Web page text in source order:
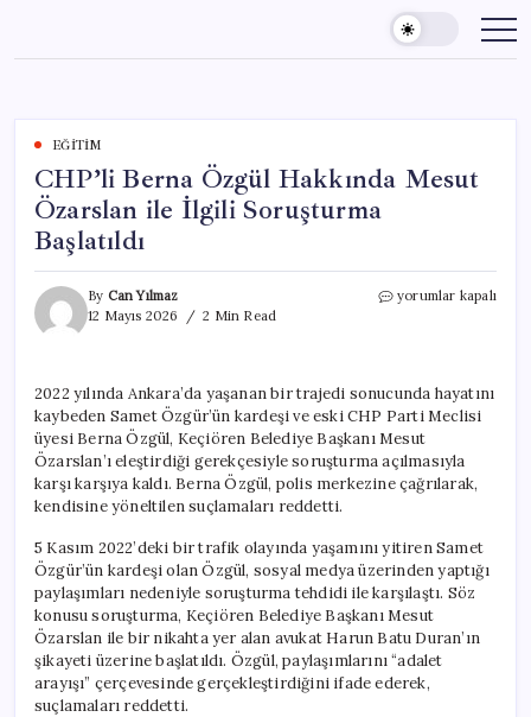
content
EĞITIM
CHP’li Berna Özgül Hakkında Mesut
Özarslan ile İlgili Soruşturma
Başlatıldı
By Can Yılmaz
12 Mayıs 2026
2 Min Read
CHP’li
Özarslan
ile
İlgili
Soruşturma
Başlatıldı
için
yorumlar kapalı
2022 yılında Ankara’da yaşanan bir trajedi sonucunda hayatını
kaybeden Samet Özgür’ün kardeşi ve eski CHP Parti Meclisi
üyesi Berna Özgül, Keçiören Belediye Başkanı Mesut
Özarslan’ı eleştirdiği gerekçesiyle soruşturma açılmasıyla
karşı karşıya kaldı. Berna Özgül, polis merkezine çağrılarak,
kendisine yöneltilen suçlamaları reddetti.
5 Kasım 2022’deki bir trafik olayında yaşamını yitiren Samet
Özgür’ün kardeşi olan Özgül, sosyal medya üzerinden yaptığı
paylaşımları nedeniyle soruşturma tehdidi ile karşılaştı. Söz
konusu soruşturma, Keçiören Belediye Başkanı Mesut
Özarslan ile bir nikahta yer alan avukat Harun Batu Duran’ın
şikayeti üzerine başlatıldı. Özgül, paylaşımlarını “adalet
arayışı” çerçevesinde gerçekleştirdiğini ifade ederek,
suçlamaları reddetti.